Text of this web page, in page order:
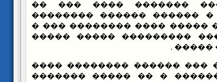
��������� �����
������ ������ � ������
���� �������� � �����
�������� �� ����
���� ��� ��� ������
������ ��� �������� � ��